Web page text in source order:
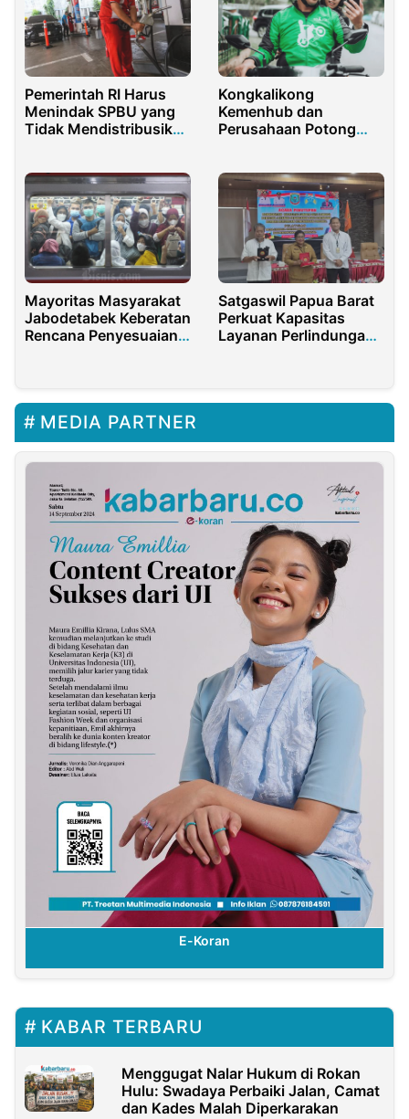
Pemerintah RI Harus
Menindak SPBU yang
Tidak Mendistribusikan
Kongkalikong
Kemenhub dan
Perusahaan Potong
Mayoritas Masyarakat
Jabodetabek Keberatan
Rencana Penyesuaian
Satgaswil Papua Barat
Perkuat Kapasitas
Layanan Perlindungan
MEDIA PARTNER
E-Koran
KABAR TERBARU
Menggugat Nalar Hukum di Rokan
Hulu: Swadaya Perbaiki Jalan, Camat
dan Kades Malah Diperkarakan